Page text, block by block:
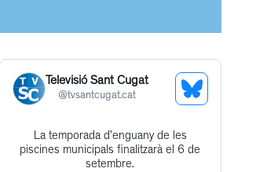
Televisió Sant Cugat
@tvsantcugat.cat
See
Get
to
La temporada d’enguany de les
piscines municipals finalitzarà el 6 de
setembre.